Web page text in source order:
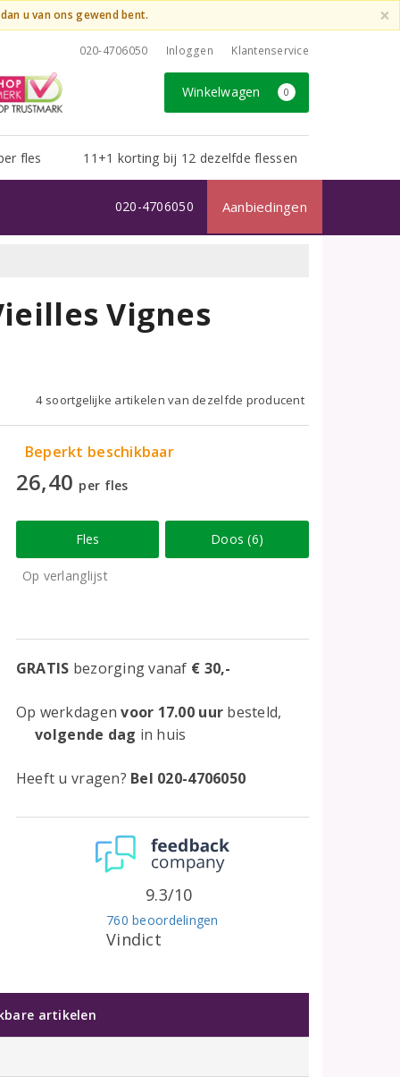
u van ons gewend bent. ×
020-4706050 Inloggen Klantenservice
Winkelwagen 0
fles 11+1 korting bij 12 dezelfde flessen
Aanbiedingen
020-4706050
Vignes
4 soortgelijke artikelen van dezelfde producent
Beperkt beschikbaar
26,40 per fles
Fles Doos (6)
Op verlanglijst
GRATIS bezorging vanaf € 30,-
Op werkdagenvoor 17.00 uur besteld,
volgende dag in huis
Heeft u vragen? Bel 020-4706050
Vindict
760 beoordelingen
9.3/10
artikelen